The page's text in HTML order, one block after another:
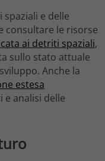
e delle
consultare le risorse
ai detriti spaziali,
sullo stato attuale
Anche la
estesa
e analisi delle